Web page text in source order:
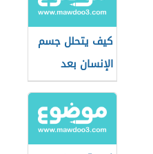
كيف يتحلل جسم
الإنسان بعد
الموت